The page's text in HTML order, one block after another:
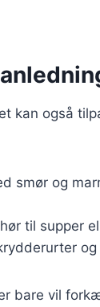
kan også
smør og
til supper
bare vil